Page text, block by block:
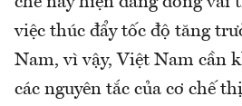
việc thúc đẩy tốc độ tăng
Nam, vì vậy, Việt Nam cần
các nguyên tắc của cơ chế